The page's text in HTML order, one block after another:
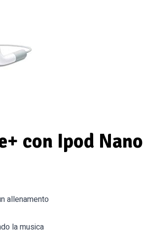
con Ipod Nano
allenamento
la musica